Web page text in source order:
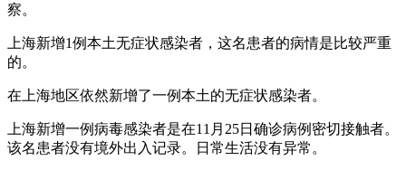
察。
上海新增1例本土无症状感染者，这名患者的病情是比较严重
的。
在上海地区依然新增了一例本土的无症状感染者。
上海新增一例病毒感染者是在11月25日确诊病例密切接触者。
该名患者没有境外出入记录。日常生活没有异常。